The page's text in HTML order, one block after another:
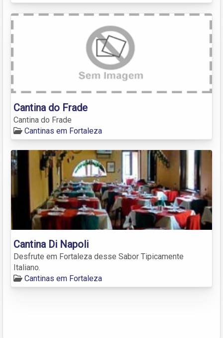
Cantina do Frade
Cantina do Frade
Cantinas em Fortaleza
Cantina Di Napoli
Desfrute em Fortaleza desse Sabor Tipicamente
Italiano.
Cantinas em Fortaleza